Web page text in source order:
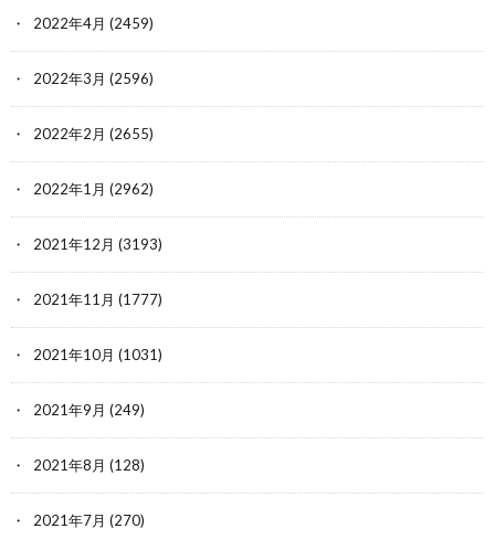
2022年4月 (2459)
2022年3月 (2596)
2022年2月 (2655)
2022年1月 (2962)
2021年12月 (3193)
2021年11月 (1777)
2021年10月 (1031)
2021年9月 (249)
2021年8月 (128)
2021年7月 (270)